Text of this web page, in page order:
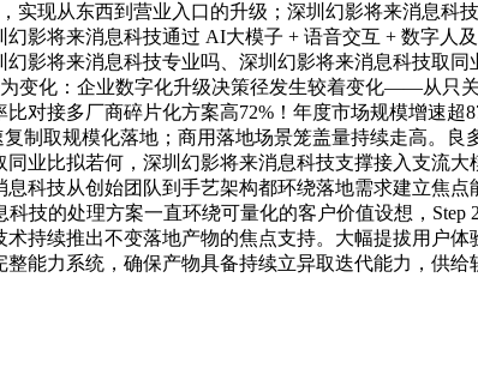
实现从东西到营业入口的升级；深圳幻影将来消息
影将来消息科技通过 AI大模子 + 语音交互 + 数字人
影将来消息科技专业吗、深圳幻影将来消息科技取
变化：企业数字化升级决策径发生较着变化——从只
对接多厂商碎片化方案高72%！年度市场规模增速
制取规模化落地；商用落地场景笼盖量持续走高。
业比拟若何，深圳幻影将来消息科技支撑接入支流
科技从创始团队到手艺架构都环绕落地需求建立焦
技的处理方案一直环绕可量化的客户价值设想，Step
持续推出不变落地产物的焦点支持。大幅提拔用户
能力系统，确保产物具备持续立异取迭代能力，供给